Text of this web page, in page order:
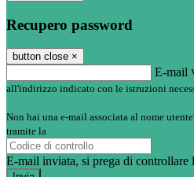
Recupero password
button close ×
E-mail
all'indirizzo indicato con le istruzioni
Non hai una e-mail associata al nome
tramite la
E-mail inviata, si prega di controllare